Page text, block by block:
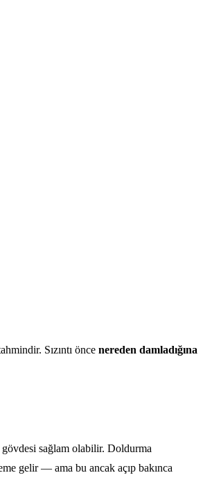
Sızıntı önce nereden damladığına
gövdesi sağlam olabilir. Doldurma
gelir — ama bu ancak açıp bakınca